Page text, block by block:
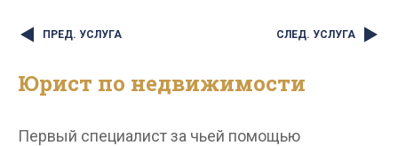
ПРЕД. УСЛУГА СЛЕД. УСЛУГА
Юрист по недвижимости
Первый специалист за чьей помощью